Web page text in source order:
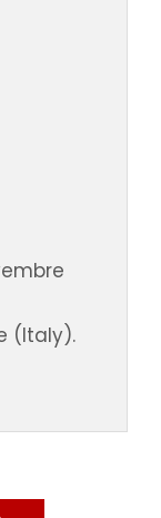
(Italy).